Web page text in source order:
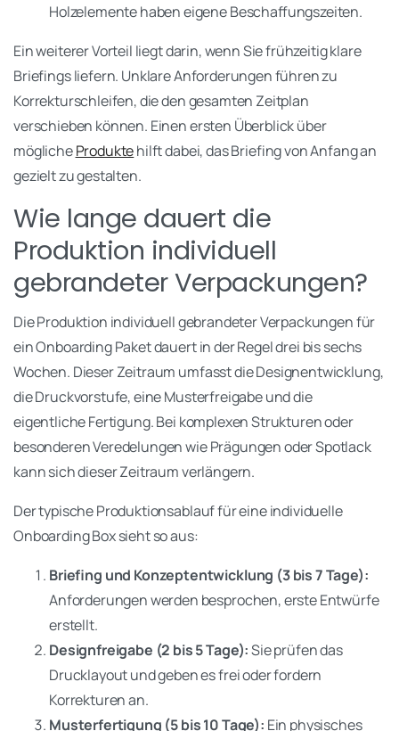
Holzelemente haben eigene Beschaffungszeiten.
Ein weiterer Vorteil liegt darin, wenn Sie frühzeitig klare
Briefings liefern. Unklare Anforderungen führen zu
Korrekturschleifen, die den gesamten Zeitplan
verschieben können. Einen ersten Überblick über
möglicheProduktehilft dabei, das Briefing von Anfang an
gezielt zu gestalten.
Wie lange dauert die
Produktion individuell
gebrandeter Verpackungen?
Die Produktion individuell gebrandeter Verpackungen für
ein Onboarding Paket dauert in der Regel drei bis sechs
Wochen. Dieser Zeitraum umfasst die Designentwicklung,
die Druckvorstufe, eine Musterfreigabe und die
eigentliche Fertigung. Bei komplexen Strukturen oder
besonderen Veredelungen wie Prägungen oder Spotlack
kann sich dieser Zeitraum verlängern.
Der typische Produktionsablauf für eine individuelle
Onboarding Box sieht so aus:
Briefing und Konzeptentwicklung (3 bis 7 Tage):
Anforderungen werden besprochen, erste Entwürfe
erstellt.
Designfreigabe (2 bis 5 Tage):Sie prüfen das
Drucklayout und geben es frei oder fordern
Korrekturen an.
Musterfertigung (5 bis 10 Tage): Ein physisches